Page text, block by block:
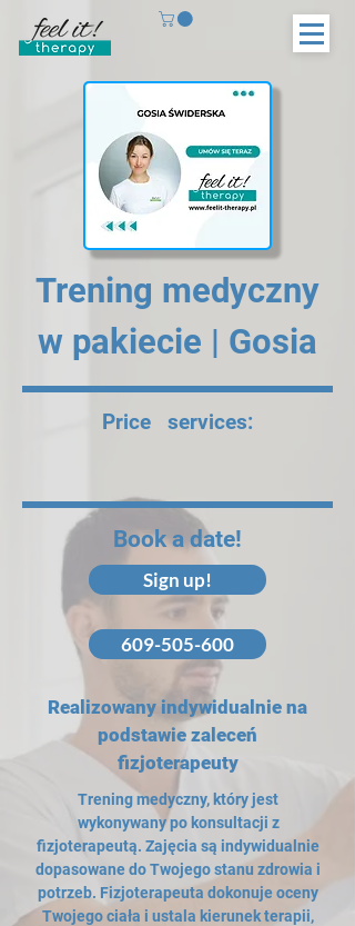
Trening medyczny
w pakiecie | Gosia
Price services:
Book a date!
Sign up!
609-505-600
Realizowany indywidualnie na
podstawie zaleceń
fizjoterapeuty
Trening medyczny, który jest
wykonywany po konsultacji z
fizjoterapeutą. Zajęcia są indywidualnie
dopasowane do Twojego stanu zdrowia i
potrzeb. Fizjoterapeuta dokonuje oceny
Twojego ciała i ustala kierunek terapii,